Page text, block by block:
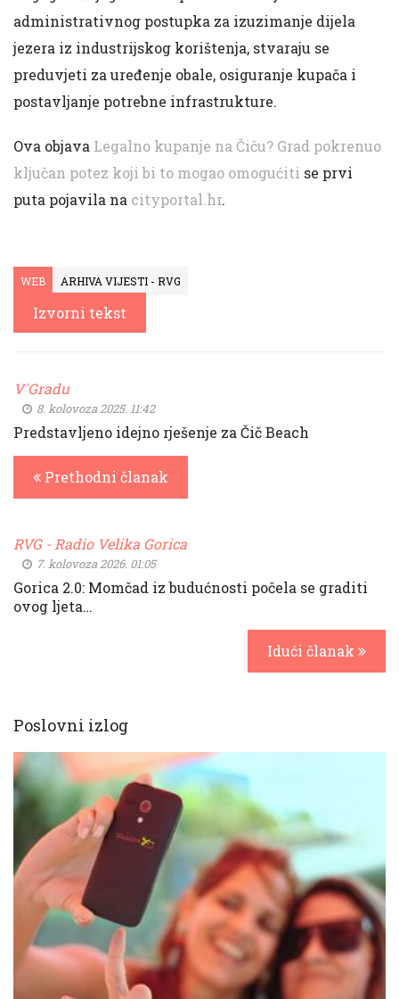
administrativnog postupka za izuzimanje dijela
jezera iz industrijskog korištenja, stvaraju se
preduvjeti za uređenje obale, osiguranje kupača i
postavljanje potrebne infrastrukture.
Ova objava Legalno kupanje na Čiču? Grad pokrenuo
ključan potez koji bi to mogao omogućiti se prvi
puta pojavila na cityportal.hr.
WEB ARHIVA VIJESTI - RVG
Izvorni tekst
V'Gradu
8. kolovoza 2025. 11:42
Predstavljeno idejno rješenje za Čič Beach
Prethodni članak
RVG - Radio Velika Gorica
7. kolovoza 2026. 01:05
Gorica 2.0: Momčad iz budućnosti počela se graditi
ovog ljeta…
Idući članak
Poslovni izlog